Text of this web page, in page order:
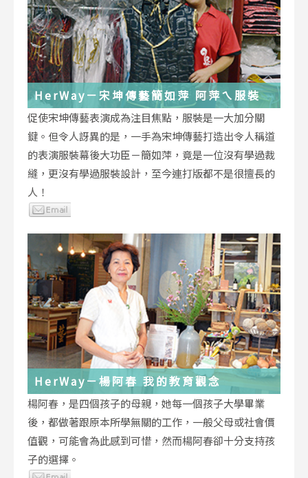
HerWay－宋坤傳藝簡如萍 阿萍ㄟ服裝
促使宋坤傳藝表演成為注目焦點，服裝是一大加分關
鍵。但令人訝異的是，一手為宋坤傳藝打造出令人稱道
的表演服裝幕後大功臣－簡如萍，竟是一位沒有學過裁
縫，更沒有學過服裝設計，至今連打版都不是很擅長的
人！
HerWay－楊阿春 我的教育觀念
楊阿春，是四個孩子的母親，她每一個孩子大學畢業
後，都做著跟原本所學無關的工作，一般父母或社會價
值觀，可能會為此感到可惜，然而楊阿春卻十分支持孩
子的選擇。